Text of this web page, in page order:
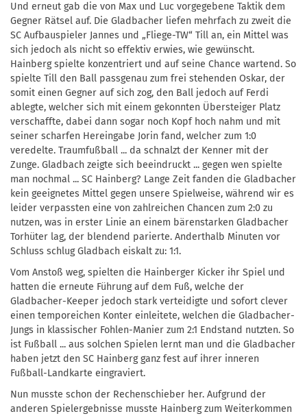
Und erneut gab die von Max und Luc vorgegebene Taktik dem
Gegner Rätsel auf. Die Gladbacher liefen mehrfach zu zweit die
SC Aufbauspieler Jannes und „Fliege-TW“ Till an, ein Mittel was
sich jedoch als nicht so effektiv erwies, wie gewünscht.
Hainberg spielte konzentriert und auf seine Chance wartend. So
spielte Till den Ball passgenau zum frei stehenden Oskar, der
somit einen Gegner auf sich zog, den Ball jedoch auf Ferdi
ablegte, welcher sich mit einem gekonnten Übersteiger Platz
verschaffte, dabei dann sogar noch Kopf hoch nahm und mit
seiner scharfen Hereingabe Jorin fand, welcher zum 1:0
veredelte. Traumfußball ... da schnalzt der Kenner mit der
Zunge. Gladbach zeigte sich beeindruckt ... gegen wen spielte
man nochmal ... SC Hainberg? Lange Zeit fanden die Gladbacher
kein geeignetes Mittel gegen unsere Spielweise, während wir es
leider verpassten eine von zahlreichen Chancen zum 2:0 zu
nutzen, was in erster Linie an einem bärenstarken Gladbacher
Torhüter lag, der blendend parierte. Anderthalb Minuten vor
Schluss schlug Gladbach eiskalt zu: 1:1.
Vom Anstoß weg, spielten die Hainberger Kicker ihr Spiel und
hatten die erneute Führung auf dem Fuß, welche der
Gladbacher-Keeper jedoch stark verteidigte und sofort clever
einen temporeichen Konter einleitete, welchen die Gladbacher-
Jungs in klassischer Fohlen-Manier zum 2:1 Endstand nutzten. So
ist Fußball ... aus solchen Spielen lernt man und die Gladbacher
haben jetzt den SC Hainberg ganz fest auf ihrer inneren
Fußball-Landkarte eingraviert.
Nun musste schon der Rechenschieber her. Aufgrund der
anderen Spielergebnisse musste Hainberg zum Weiterkommen